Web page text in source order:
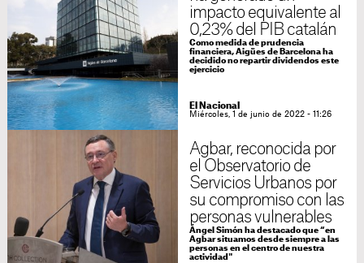
impacto equivalente al
0,23% del PIB catalán
Como medida de prudencia
financiera, Aigües de Barcelona ha
decidido no repartir dividendos este
ejercicio
El Nacional
Miércoles, 1 de junio de 2022 - 11:26
Agbar, reconocida por
el Observatorio de
Servicios Urbanos por
su compromiso con las
personas vulnerables
Ángel Simón ha destacado que “en
Agbar situamos desde siempre a las
personas en el centro de nuestra
actividad"